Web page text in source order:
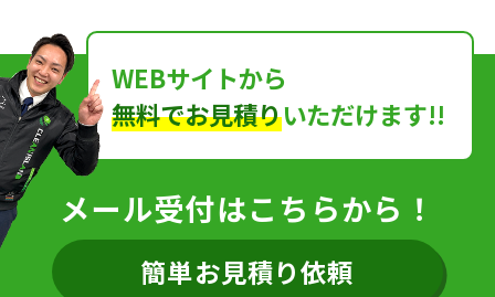
WEBサイトから
無料でお見積りいただけます!!
メール受付はこちらから！
簡単お見積り依頼